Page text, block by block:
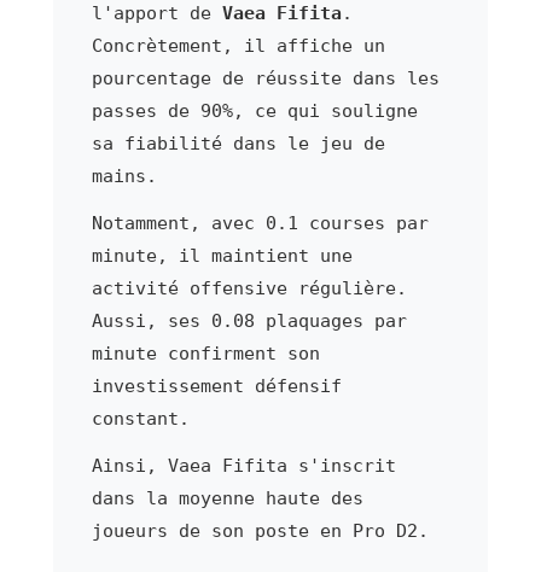
l'apport de Vaea Fifita .
Concrètement, il affiche un
pourcentage de réussite dans les
passes de 90%, ce qui souligne
sa fiabilité dans le jeu de
mains.
Notamment, avec 0.1 courses par
minute, il maintient une
activité offensive régulière.
Aussi, ses 0.08 plaquages par
minute confirment son
investissement défensif
constant.
Ainsi, Vaea Fifita s'inscrit
dans la moyenne haute des
joueurs de son poste en Pro D2.